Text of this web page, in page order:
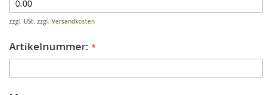
zzgl. USt. zzgl. Versandkosten
Artikelnummer: